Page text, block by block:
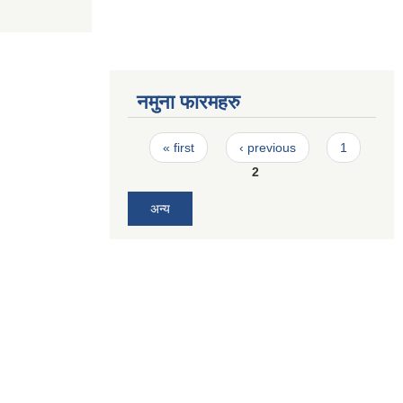
नमुना फारमहरु
Pages
« first ‹ previous
1
2
अन्य